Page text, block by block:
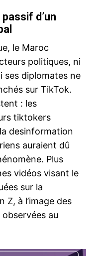
d’un
le Maroc
politiques, ni
ses diplomates ne
sur TikTok.
: les
tiktokers
desinformation
auraient dû
Plus
vidéos visant le
sur la
Z, à l’image des
au